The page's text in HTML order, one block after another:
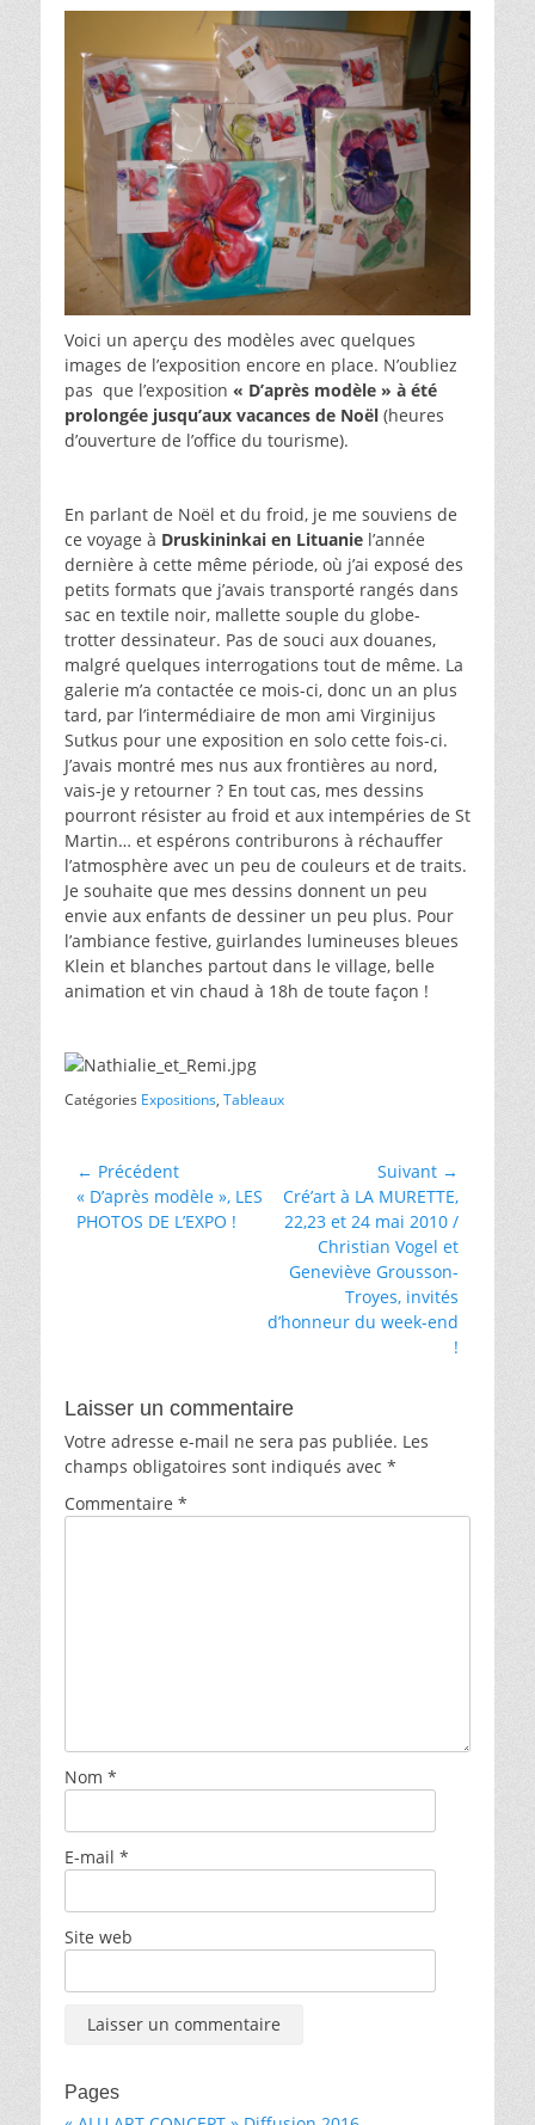
Voici un aperçu des modèles avec quelques
images de l’exposition encore en place. N’oubliez
pas que l’exposition « D’après modèle » à été
prolongée jusqu’aux vacances de Noël (heures
d’ouverture de l’office du tourisme).
En parlant de Noël et du froid, je me souviens de
ce voyage à Druskininkai en Lituanie l’année
dernière à cette même période, où j’ai exposé des
petits formats que j’avais transporté rangés dans
sac en textile noir, mallette souple du globe-
trotter dessinateur. Pas de souci aux douanes,
malgré quelques interrogations tout de même. La
galerie m’a contactée ce mois-ci, donc un an plus
tard, par l’intermédiaire de mon ami Virginijus
Sutkus pour une exposition en solo cette fois-ci.
J’avais montré mes nus aux frontières au nord,
vais-je y retourner ? En tout cas, mes dessins
pourront résister au froid et aux intempéries de St
Martin… et espérons contriburons à réchauffer
l’atmosphère avec un peu de couleurs et de traits.
Je souhaite que mes dessins donnent un peu
envie aux enfants de dessiner un peu plus. Pour
l’ambiance festive, guirlandes lumineuses bleues
Klein et blanches partout dans le village, belle
animation et vin chaud à 18h de toute façon !
Catégories Expositions, Tableaux
Navigation
de
l’article
← Précédent
Article
précédent :
« D’après modèle », LES
PHOTOS DE L’EXPO !
Suivant →
Article
suivant :
Cré’art à LA MURETTE,
22,23 et 24 mai 2010 /
Christian Vogel et
Geneviève Grousson-
Troyes, invités
d’honneur du week-end
!
Laisser un commentaire
Votre adresse e-mail ne sera pas publiée. Les
champs obligatoires sont indiqués avec *
Commentaire *
Nom *
E-mail *
Site web
Pages